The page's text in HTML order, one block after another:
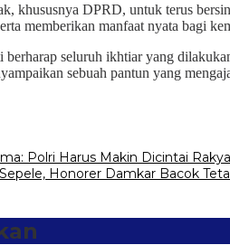
khususnya DPRD, untuk terus
memberikan manfaat nyata bagi
seluruh ikhtiar yang
sebuah pantun yang
Polri Harus Makin Dicintai
Honorer Damkar Bacok